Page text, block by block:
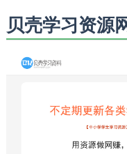
贝壳学习资源